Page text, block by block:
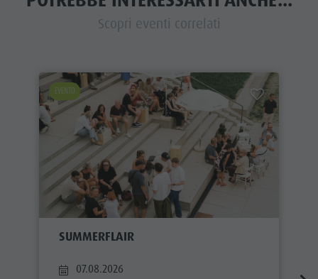
Scopri eventi correlati
EVENTO
SUMMERFLAIR
07.08.2026